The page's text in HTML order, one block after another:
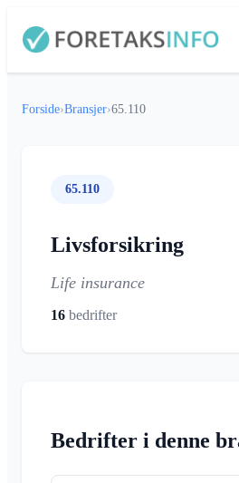
Forside›Bransjer›65.110
65.110
Livsforsikring
Life insurance
16 bedrifter
Bedrifter i denne